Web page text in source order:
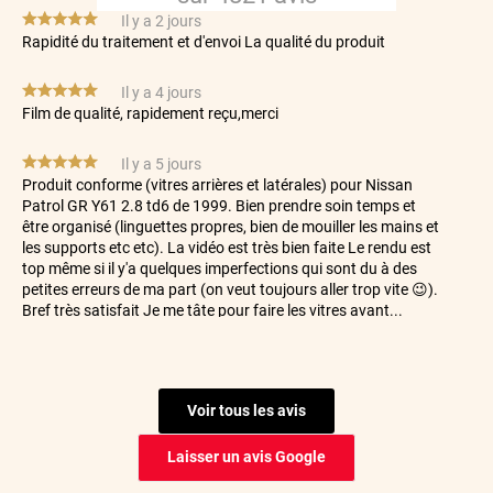
*****
Rapidité du traitement et d'envoi La qualité du produit
Il y a 2 jours
*****
Film de qualité, rapidement reçu,merci
Il y a 4 jours
*****
Produit conforme (vitres arrières et latérales) pour Nissan
Patrol GR Y61 2.8 td6 de 1999. Bien prendre soin temps et
être organisé (linguettes propres, bien de mouiller les mains et
les supports etc etc). La vidéo est très bien faite Le rendu est
top même si il y'a quelques imperfections qui sont du à des
petites erreurs de ma part (on veut toujours aller trop vite 😉).
Bref très satisfait Je me tâte pour faire les vitres avant...
Il y a 5 jours
Commande reçue dans les délais. Je recommande.
Voir tous les avis
Laisser un avis Google